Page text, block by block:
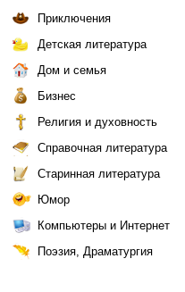
Приключения
Детская литература
Дом и семья
Бизнес
Религия и духовность
Справочная литература
Старинная литература
Юмор
Компьютеры и Интернет
Поэзия, Драматургия